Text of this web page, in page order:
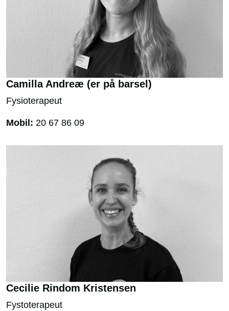
Camilla Andreæ (er på barsel)
Fysioterapeut
Mobil: 20 67 86 09
Cecilie Rindom Kristensen
Fystoterapeut